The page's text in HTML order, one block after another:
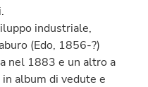
industriale,
(Edo, 1856-?)
nel 1883 e un altro a
album di vedute e